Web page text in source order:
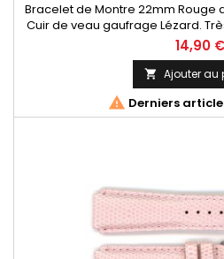
Bracelet de Montre 22mm Rouge
Cuir de veau gaufrage Lézard.
belles montres.
14,90 €
 Ajouter au
 Derniers